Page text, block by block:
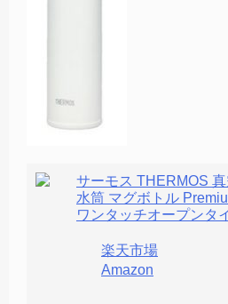
サーモス THERMOS
水筒 マグボトル
ワンタッチオープンタ
楽天市場
Amazon